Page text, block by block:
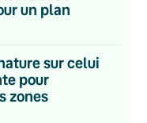
un plan
sur celui
pour
zones